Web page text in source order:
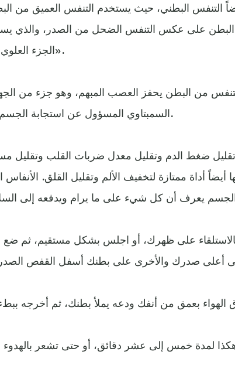
التنفس البطني، حيث يستخدم التنفس العميق من
البطن على عكس التنفس الضحل من الصدر، والذي
الجزء العلوي من الصدر».
من البطن يحفز العصب المبهم، وهو جزء من
السمبتاوي المسؤول عن استجابة الجسم للاسترخاء.
ضغط الدم وتقليل معدل ضربات القلب وتقليل
أيضاً أداة ممتازة لتخفيف الألم وتقليل القلق.
على ظهرك، أو اجلس بشكل مستقيم، ثم